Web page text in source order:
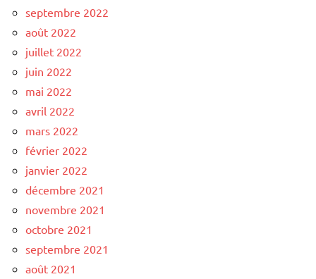
septembre 2022
août 2022
juillet 2022
juin 2022
mai 2022
avril 2022
mars 2022
février 2022
janvier 2022
décembre 2021
novembre 2021
octobre 2021
septembre 2021
août 2021